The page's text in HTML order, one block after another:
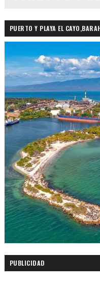
PUERTO Y PLAYA EL
PUBLICIDAD